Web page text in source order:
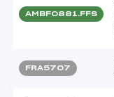
AMBF0881.FFS
FRA5707